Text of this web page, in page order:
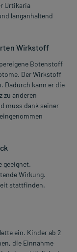
Urtikaria
langanhaltend
Wirkstoff
Botenstoff
Der Wirkstoff
Dadurch kann er die
zu anderen
muss dank seiner
geeignet.
Wirkung.
stattfinden.
ein. Kinder ab 2
die Einnahme